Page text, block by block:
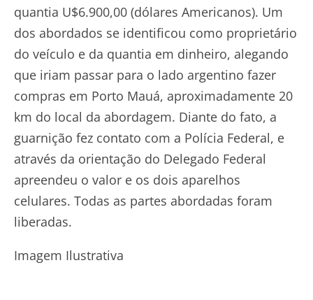
quantia U$6.900,00 (dólares Americanos). Um
dos abordados se identificou como proprietário
do veículo e da quantia em dinheiro, alegando
que iriam passar para o lado argentino fazer
compras em Porto Mauá, aproximadamente 20
km do local da abordagem. Diante do fato, a
guarnição fez contato com a Polícia Federal, e
através da orientação do Delegado Federal
apreendeu o valor e os dois aparelhos
celulares. Todas as partes abordadas foram
liberadas.
Imagem Ilustrativa